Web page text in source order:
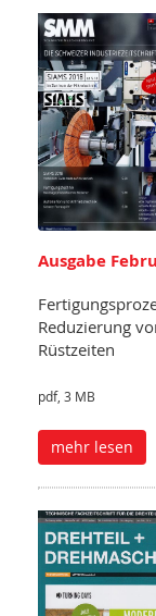
Ausgabe
Reduzierung
Rüstzeiten
pdf, 3 MB
mehr lesen